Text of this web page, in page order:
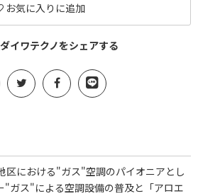
お気に入りに追加
イワテクノをシェアする
区における"ガス"空調のパイオニアとし
"ガス"による空調設備の普及と「アロエ